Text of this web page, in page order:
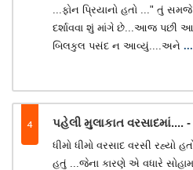
...ફોન પ્રિયાનો હતો ..." તું
દર્શાવવા શું માંગે છે...આજ પછી
બિલકુલ પસંદ ન આવ્યું....અને
4 પહેલી મુલાકાત વરસાદમાં....
ધીમો ધીમો વરસાદ વરસી રહ્યો
હતું ...જેના કારણે એ વધારે